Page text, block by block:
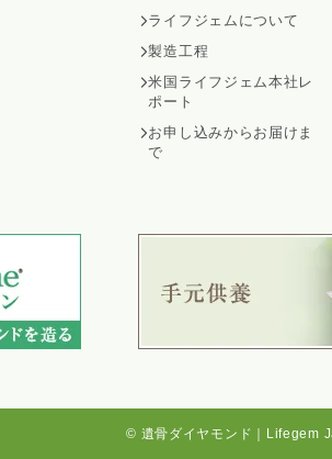
ライフジェムについて
製造工程
米国ライフジェム本社レ
ポート
お申し込みからお届けま
で
© 遺骨ダイヤモンド｜Lifegem